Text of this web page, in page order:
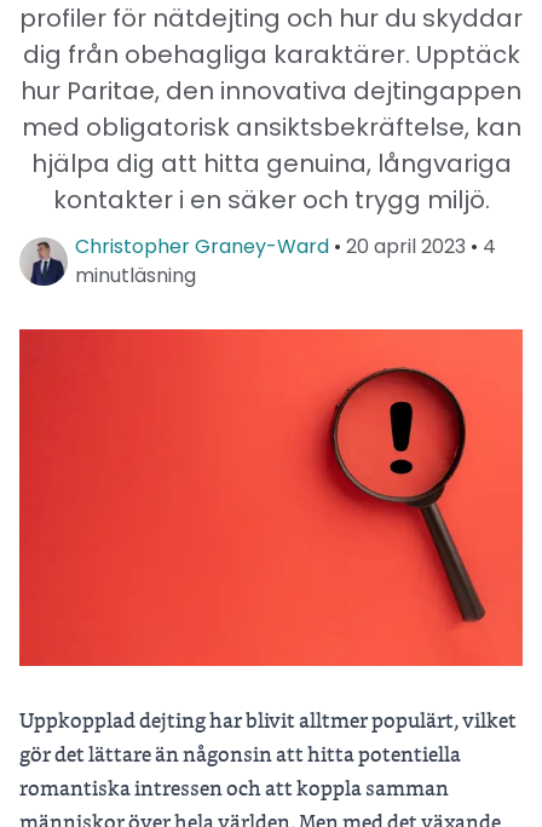
profiler för nätdejting och hur du skyddar
dig från obehagliga karaktärer. Upptäck
hur Paritae, den innovativa dejtingappen
med obligatorisk ansiktsbekräftelse, kan
hjälpa dig att hitta genuina, långvariga
kontakter i en säker och trygg miljö.
Christopher Graney-Ward• 20 april 2023 • 4
minutläsning
Uppkopplad dejting har blivit alltmer populärt, vilket
gör det lättare än någonsin att hitta potentiella
romantiska intressen och att koppla samman